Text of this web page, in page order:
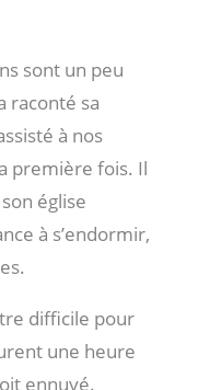
sont un peu
raconté sa
à nos
première fois. Il
église
à s’endormir,
difficile pour
une heure
ennuyé.